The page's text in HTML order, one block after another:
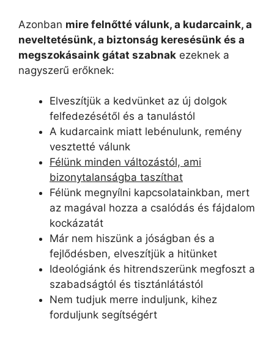
Azonban mire felnőtté válunk, a kudarcaink, a
neveltetésünk, a biztonság keresésünk és a
megszokásaink gátat szabnak ezeknek a
nagyszerű erőknek:
Elveszítjük a kedvünket az új dolgok
felfedezésétől és a tanulástól
A kudarcaink miatt lebénulunk, remény
vesztetté válunk
Félünk minden változástól, ami
bizonytalanságba taszíthat
Félünk megnyílni kapcsolatainkban, mert
az magával hozza a csalódás és fájdalom
kockázatát
Már nem hiszünk a jóságban és a
fejlődésben, elveszítjük a hitünket
Ideológiánk és hitrendszerünk megfoszt a
szabadságtól és tisztánlátástól
Nem tudjuk merre induljunk, kihez
forduljunk segítségért